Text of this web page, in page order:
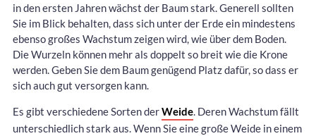
in den ersten Jahren wächst der Baum stark. Generell sollten
Sie im Blick behalten, dass sich unter der Erde ein mindestens
ebenso großes Wachstum zeigen wird, wie über dem Boden.
Die Wurzeln können mehr als doppelt so breit wie die Krone
werden. Geben Sie dem Baum genügend Platz dafür, so dass er
sich auch gut versorgen kann.
Es gibt verschiedene Sorten derWeide . Deren Wachstum fällt
unterschiedlich stark aus. Wenn Sie eine große Weide in einem